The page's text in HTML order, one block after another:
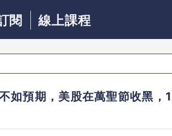
閱 線上課程
如預期，美股在萬聖節收黑，